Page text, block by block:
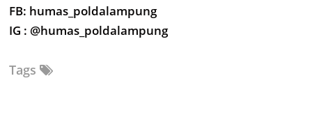
FB: humas_poldalampung
IG : @humas_poldalampung
Tags